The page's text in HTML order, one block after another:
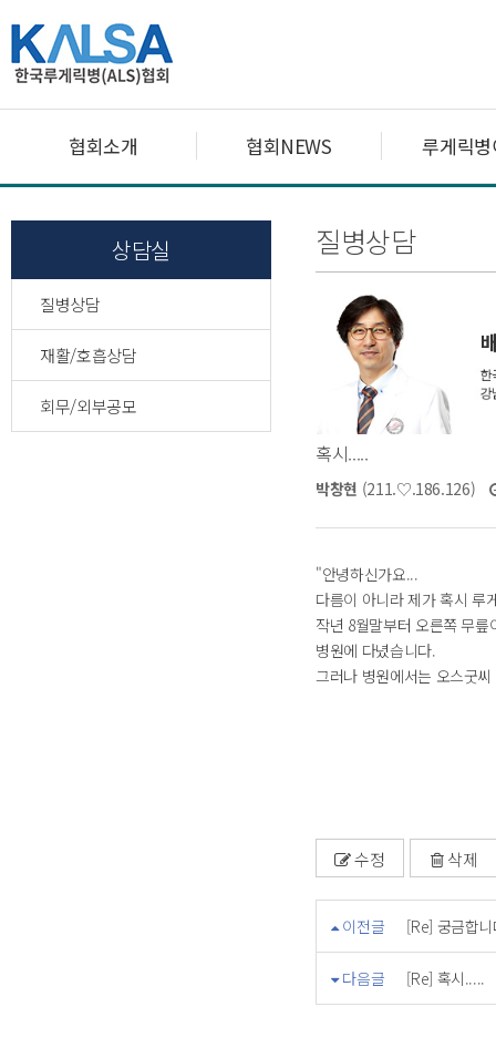
협회소개 협회NEWS 루게릭
상담실
질병상담
재활/호흡상담
회무/외부공모
질병상담
혹시.....
박창현 (211.♡.186.126)
"안녕하신가요...
다름이 아니라 제가 혹시 루
작년 8월말부터 오른쪽 무
병원에 다녔습니다.
그러나 병원에서는 오스굿
수정 삭제
이전글 [Re] 궁금합
다음글 [Re] 혹시.....